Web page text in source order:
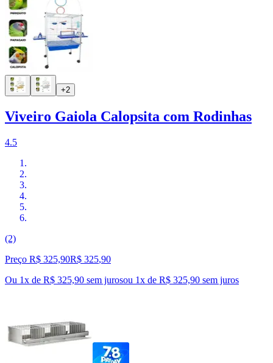
+2
Viveiro Gaiola Calopsita com Rodinhas
4.5
(2)
Preço R$ 325,90R$ 325,90
Ou 1x de R$ 325,90 sem jurosou 1x de R$ 325,90 sem juros